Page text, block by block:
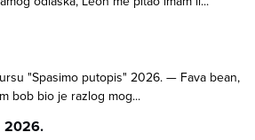
"Spasimo putopis" 2026. — Fava bean,
bob bio je razlog mog...
2026.